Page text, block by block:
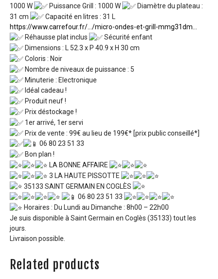
1000 W
Puissance Grill : 1000 W
Diamètre du plateau :
31 cm
Capacité en litres : 31 L
https://www.carrefour.fr/…/micro-ondes-et-grill-mmg31dm…
Réhausse plat inclus
Sécurité enfant
Dimensions : L 52.3 x P 40.9 x H 30 cm
Coloris : Noir
Nombre de niveaux de puissance : 5
Minuterie : Electronique
Idéal cadeau !
Produit neuf !
Prix déstockage !
1er arrivé, 1er servi
Prix de vente : 99€ au lieu de 199€* [prix public conseillé*]
06 80 23 51 33
Bon plan !
LA BONNE AFFAIRE
3 LA HAUTE PISSOTTE
35133 SAINT GERMAIN EN COGLÈS
06 80 23 51 33
Horaires : Du Lundi au Dimanche : 8h00 – 22h00
Je suis disponible à Saint Germain en Coglès (35133) tout les
jours.
Livraison possible.
Related products